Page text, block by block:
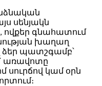
սենյակն
ովքեր գնահատում
խաղաղ
ձեր պատշգամբ՝
առավոտը
սուրճով կամ օրն